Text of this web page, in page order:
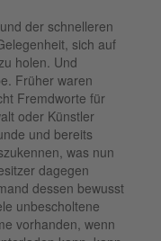
der schnelleren
sich auf
holen. Und
Früher waren
Fremdworte für
oder Künstler
und bereits
was nun
dagegen
dessen bewusst
unbescholtene
vorhanden, wenn